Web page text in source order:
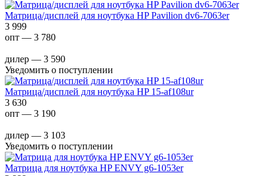
Матрица/дисплей для ноутбука HP Pavilion dv6-7063er
3 999
опт — 3 780
дилер — 3 590
Уведомить о поступлении
Матрица/дисплей для ноутбука HP 15-af108ur
3 630
опт — 3 190
дилер — 3 103
Уведомить о поступлении
Матрица для ноутбука HP ENVY g6-1053er